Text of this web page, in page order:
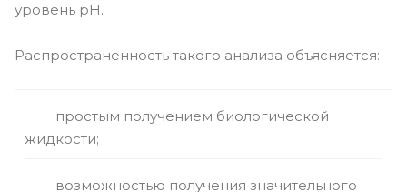
уровень pH.
Распространенность такого анализа объясняется:
простым получением биологической
жидкости;
возможностью получения значительного